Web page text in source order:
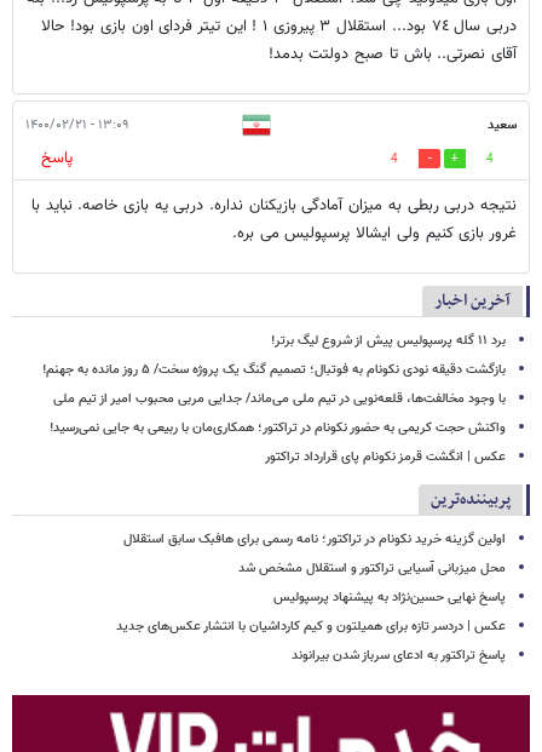
دربى سال ٧٤ بود... استقلال ٣ پيروزى ١ ! اين تيتر فرداى اون بازى بود! حالا
آقاى نصرتى.. باش تا صبح دولتت بدمد!
سعید ۱۳:۰۹ - ۱۴۰۰/۰۲/۲۱
4
4
پاسخ
نتیجه دربی ربطی به میزان آمادگی بازیکنان نداره. دربی یه بازی خاصه. نباید با
غرور بازی کنیم ولی ایشالا پرسپولیس می بره.
آخرین اخبار
برد ۱۱ گله پرسپولیس پیش از شروع لیگ برتر!
بازگشت دقیقه نودی نکونام به فوتبال؛ تصمیم گنگ یک پروژه سخت/ ۵ روز مانده به جهنم!
با وجود مخالفت‌ها، قلعه‌نویی در تیم ملی می‌ماند/ جدایی مربی محبوب امیر از تیم ملی
واکنش حجت کریمی به حضور نکونام در تراکتور؛ همکاری‌مان با ربیعی به جایی نمی‌رسید!
عکس | انگشت قرمز نکونام پای قرارداد تراکتور
پربیننده‌ترین
اولین گزینه خرید نکونام در تراکتور؛ نامه رسمی برای هافبک سابق استقلال
محل میزبانی آسیایی تراکتور و استقلال مشخص شد
پاسخ نهایی حسین‌نژاد به پیشنهاد پرسپولیس
عکس | دردسر تازه برای همیلتون و کیم کارداشیان با انتشار عکس‌های جدید
پاسخ تراکتور به ادعای سرباز شدن بیرانوند